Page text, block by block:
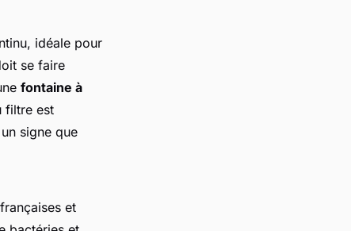
idéale pour
se faire
fontaine à
filtre est
signe que
et